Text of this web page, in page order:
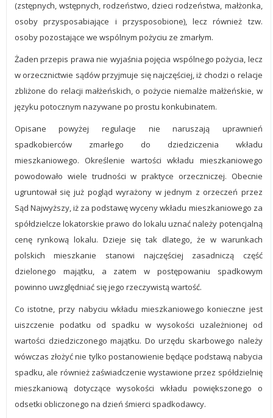
(zstępnych, wstępnych, rodzeństwo, dzieci rodzeństwa, małżonka,
osoby przysposabiające i przysposobione), lecz również tzw.
osoby pozostające we wspólnym pożyciu ze zmarłym.
Żaden przepis prawa nie wyjaśnia pojęcia wspólnego pożycia, lecz
w orzecznictwie sądów przyjmuje się najczęściej, iż chodzi o relacje
zbliżone do relacji małżeńskich, o pożycie niemalże małżeńskie, w
języku potocznym nazywane po prostu konkubinatem.
Opisane powyżej regulacje nie naruszają uprawnień
spadkobierców zmarłego do dziedziczenia wkładu
mieszkaniowego. Określenie wartości wkładu mieszkaniowego
powodowało wiele trudności w praktyce orzeczniczej. Obecnie
ugruntował się już pogląd wyrażony w jednym z orzeczeń przez
Sąd Najwyższy, iż za podstawę wyceny wkładu mieszkaniowego za
spółdzielcze lokatorskie prawo do lokalu uznać należy potencjalną
cenę rynkową lokalu. Dzieje się tak dlatego, że w warunkach
polskich mieszkanie stanowi najczęściej zasadniczą część
dzielonego majątku, a zatem w postępowaniu spadkowym
powinno uwzględniać się jego rzeczywistą wartość.
Co istotne, przy nabyciu wkładu mieszkaniowego konieczne jest
uiszczenie podatku od spadku w wysokości uzależnionej od
wartości dziedziczonego majątku. Do urzędu skarbowego należy
wówczas złożyć nie tylko postanowienie będące podstawą nabycia
spadku, ale również zaświadczenie wystawione przez spółdzielnię
mieszkaniową dotyczące wysokości wkładu powiększonego o
odsetki obliczonego na dzień śmierci spadkodawcy.